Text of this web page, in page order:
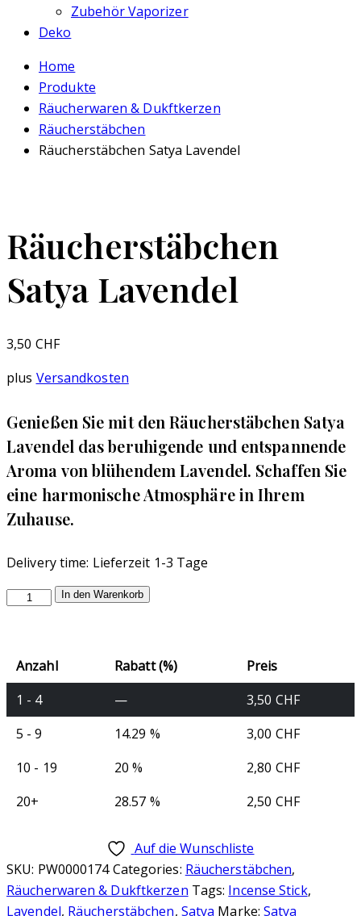
Zubehör Vaporizer
Deko
Home
Produkte
Räucherwaren & Dukftkerzen
Räucherstäbchen
Räucherstäbchen Satya Lavendel
Räucherstäbchen
Satya Lavendel
3,50 CHF
plus Versandkosten
Genießen Sie mit den Räucherstäbchen Satya
Lavendel das beruhigende und entspannende
Aroma von blühendem Lavendel. Schaffen Sie
eine harmonische Atmosphäre in Ihrem
Zuhause.
Delivery time: Lieferzeit 1-3 Tage
Räucherstäbchen
Menge
In den Warenkorb
Anzahl Rabatt (%)
Preis
1 - 4
— 3,50 CHF
5 - 9
14.29 % 3,00 CHF
10 - 19
20 % 2,80 CHF
20+
28.57 % 2,50 CHF
Auf die Wunschliste
SKU: PW0000174 Categories: Räucherstäbchen,
Räucherwaren & Dukftkerzen Tags: Incense Stick,
Lavendel, Räucherstäbchen, Satya Marke:Satya